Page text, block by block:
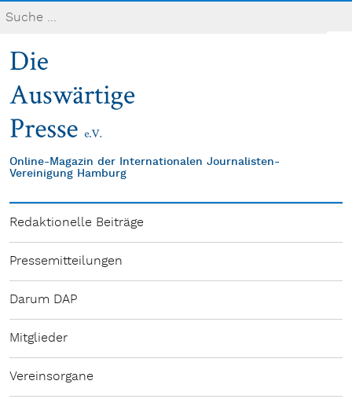
Online-Magazin der Internationalen Journalisten-
Vereinigung Hamburg
Redaktionelle Beiträge
Pressemitteilungen
Darum DAP
Mitglieder
Vereinsorgane